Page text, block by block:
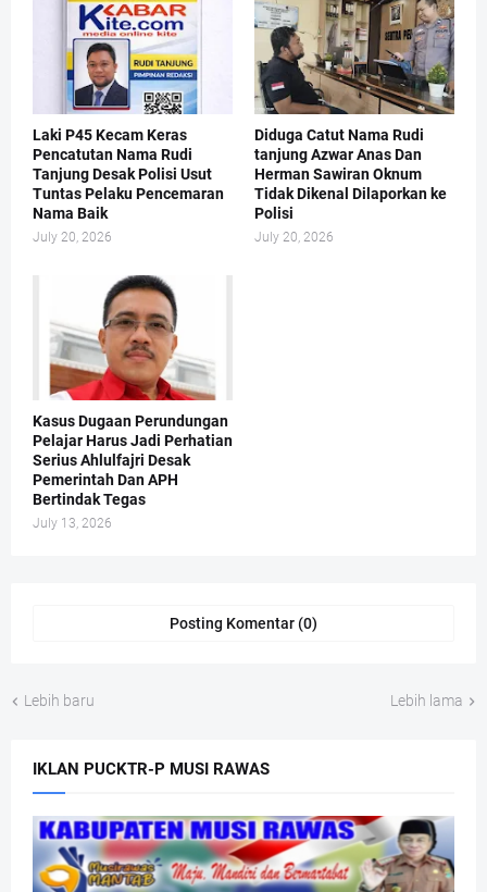
Laki P45 Kecam Keras
Pencatutan Nama Rudi
Tanjung Desak Polisi Usut
Tuntas Pelaku Pencemaran
Nama Baik
July 20, 2026
Diduga Catut Nama Rudi
tanjung Azwar Anas Dan
Herman Sawiran Oknum
Tidak Dikenal Dilaporkan ke
Polisi
July 20, 2026
Kasus Dugaan Perundungan
Pelajar Harus Jadi Perhatian
Serius Ahlulfajri Desak
Pemerintah Dan APH
Bertindak Tegas
July 13, 2026
Posting Komentar (0)
Lebih baru Lebih lama
IKLAN PUCKTR-P MUSI RAWAS